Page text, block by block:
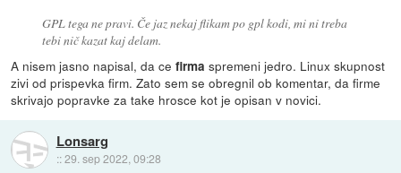
GPL tega ne pravi. Če jaz nekaj flikam po gpl kodi, mi ni treba
tebi nič kazat kaj delam.
A nisem jasno napisal, da cefirma spremeni jedro. Linux skupnost
zivi od prispevka firm. Zato sem se obregnil ob komentar, da firme
skrivajo popravke za take hrosce kot je opisan v novici.
Lonsarg
::29. sep 2022, 09:28